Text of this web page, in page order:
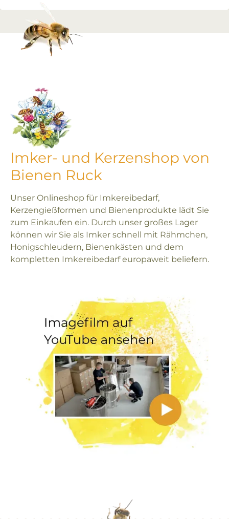
Imker- und Kerzenshop von
Bienen Ruck
Unser Onlineshop für Imkereibedarf,
Kerzengießformen und Bienenprodukte lädt Sie
zum Einkaufen ein. Durch unser großes Lager
können wir Sie als Imker schnell mit Rähmchen,
Honigschleudern, Bienenkästen und dem
kompletten Imkereibedarf europaweit beliefern.